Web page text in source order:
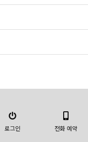
로그인 전화 예약